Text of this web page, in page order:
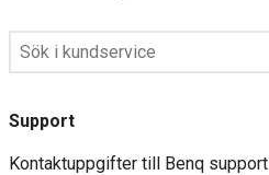
Support
Kontaktuppgifter till Benq support